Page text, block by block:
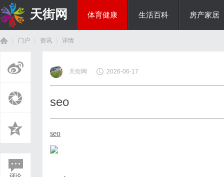
天街网 体育健康 生活百科 房产家居
门户 资讯
›
详情
天街网 2026-06-17
seo
seo